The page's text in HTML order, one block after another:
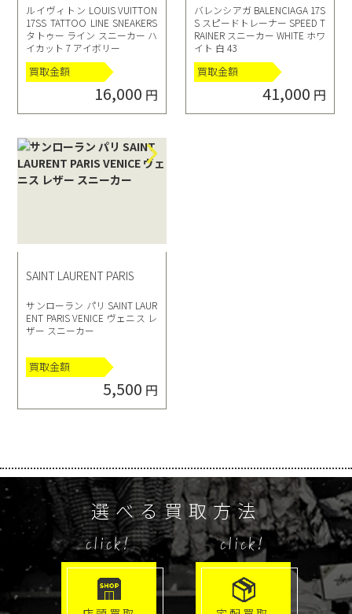
ルイヴィトン LOUIS VUITTON
17SS TATTOO LINE SNEAKERS
タトゥー ライン スニーカー ハ
イカット 7 アイボリー
買取金額
16,000 円
バレンシアガ BALENCIAGA 17S
S スピードトレーナー SPEED T
RAINER スニーカー WHITE ホワ
イト 白 43
買取金額
41,000 円
SAINT LAURENT PARIS
サンローラン パリ SAINT LAUR
ENT PARIS VENICE ヴェニス レ
ザー スニーカー
買取金額
5,500 円
選べる買取方法
click! click!